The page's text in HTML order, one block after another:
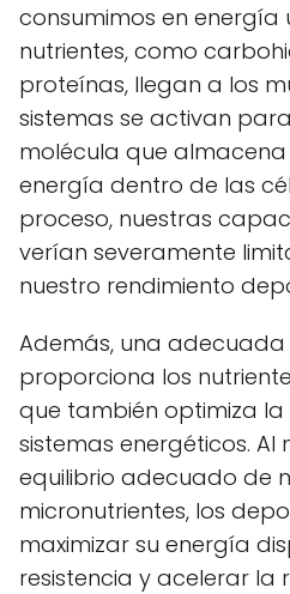
consumimos en energía
nutrientes, como
proteínas, llegan a los
sistemas se activan
molécula que
energía dentro de las
proceso, nuestras
verían severamente
nuestro rendimiento
Además, una adecuada
proporciona los
que también optimiza la
sistemas energéticos. Al
equilibrio adecuado de
micronutrientes, los
maximizar su energía
resistencia y acelerar la